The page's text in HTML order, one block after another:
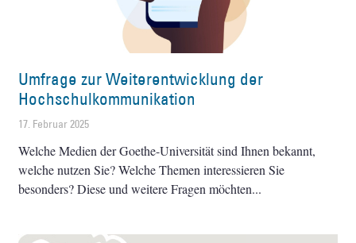
Umfrage zur Weiterentwicklung der
Hochschulkommunikation
17. Februar 2025
Welche Medien der Goethe-Universität sind Ihnen bekannt,
welche nutzen Sie? Welche Themen interessieren Sie
besonders? Diese und weitere Fragen möchten